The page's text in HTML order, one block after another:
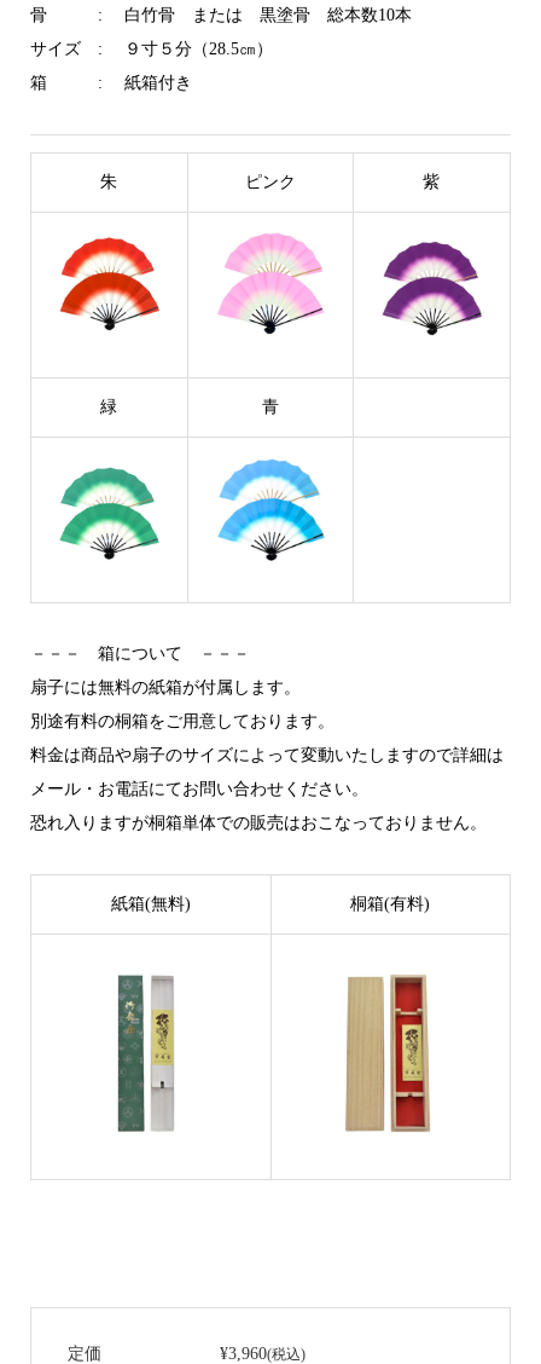
骨 : 白竹骨 または 黒塗骨 総本数10本
サイズ : ９寸５分（28.5㎝）
箱 : 紙箱付き
朱 ピンク 紫
緑 青
－－－ 箱について －－－
扇子には無料の紙箱が付属します。
別途有料の桐箱をご用意しております。
料金は商品や扇子のサイズによって変動いたしますので詳細は
メール・お電話にてお問い合わせください。
恐れ入りますが桐箱単体での販売はおこなっておりません。
紙箱(無料) 桐箱(有料)
定価 ¥3,960(税込)